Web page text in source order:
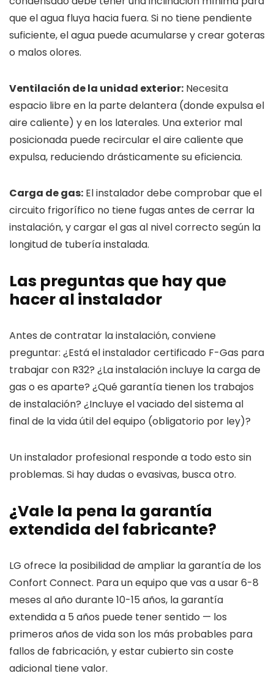
que el agua fluya hacia fuera. Si no tiene pendiente
suficiente, el agua puede acumularse y crear goteras
o malos olores.
Ventilación de la unidad exterior: Necesita
espacio libre en la parte delantera (donde expulsa el
aire caliente) y en los laterales. Una exterior mal
posicionada puede recircular el aire caliente que
expulsa, reduciendo drásticamente su eficiencia.
Carga de gas: El instalador debe comprobar que el
circuito frigorífico no tiene fugas antes de cerrar la
instalación, y cargar el gas al nivel correcto según la
longitud de tubería instalada.
Las preguntas que hay que
hacer al instalador
Antes de contratar la instalación, conviene
preguntar: ¿Está el instalador certificado F-Gas para
trabajar con R32? ¿La instalación incluye la carga de
gas o es aparte? ¿Qué garantía tienen los trabajos
de instalación? ¿Incluye el vaciado del sistema al
final de la vida útil del equipo (obligatorio por ley)?
Un instalador profesional responde a todo esto sin
problemas. Si hay dudas o evasivas, busca otro.
¿Vale la pena la garantía
extendida del fabricante?
LG ofrece la posibilidad de ampliar la garantía de los
Confort Connect. Para un equipo que vas a usar 6-8
meses al año durante 10-15 años, la garantía
extendida a 5 años puede tener sentido — los
primeros años de vida son los más probables para
fallos de fabricación, y estar cubierto sin coste
adicional tiene valor.